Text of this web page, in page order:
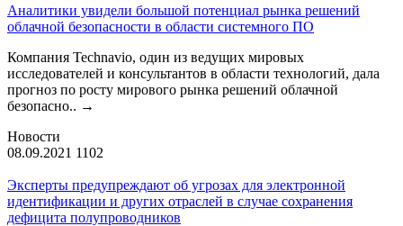
Аналитики увидели большой потенциал рынка решений
облачной безопасности в области системного ПО
Компания Technavio, один из ведущих мировых
исследователей и консультантов в области технологий, дала
прогноз по росту мирового рынка решений облачной
безопасно.. →
Новости
08.09.2021 1102
Эксперты предупреждают об угрозах для электронной
идентификации и других отраслей в случае сохранения
дефицита полупроводников